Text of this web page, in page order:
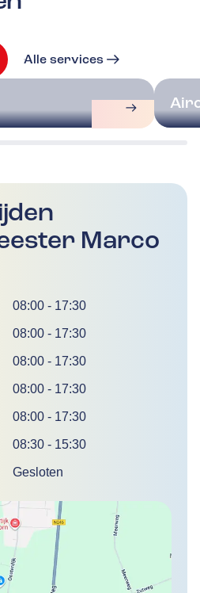
Alle services
Marco
08:00 - 17:30
08:00 - 17:30
08:00 - 17:30
08:00 - 17:30
08:00 - 17:30
08:30 - 15:30
Gesloten